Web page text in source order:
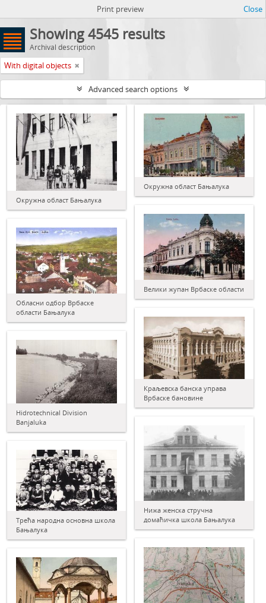
Print preview Close
Showing 4545 results
Archival description
With digital objects
Advanced search options
Окружна област Бањалука
Окружна област Бањалука
Велики жупан Врбаске области
Обласни одбор Врбаске
области Бањалука
Краљевска банска управа
Врбаске бановине
Hidrotechnical Division
Banjaluka
Нижа женска стручна
домаћичка школа Бањалука
Трећа народна основна школа
Бањалука